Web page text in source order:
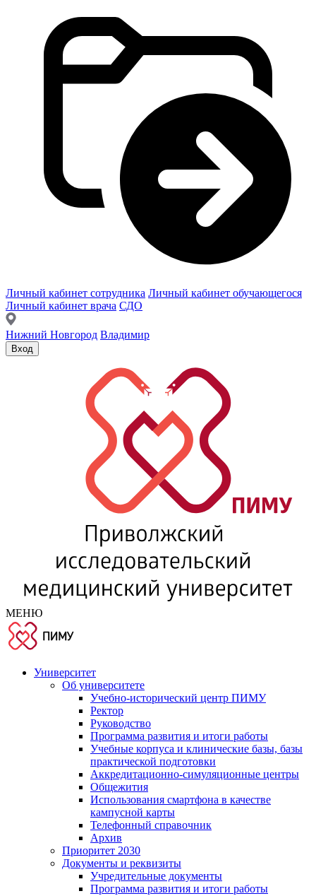
Личный кабинет сотрудника Личный кабинет обучающегося
Личный кабинет врача СДО
Нижний Новгород Владимир
Вход
МЕНЮ
Университет
Об университете
Учебно-исторический центр ПИМУ
Ректор
Руководство
Программа развития и итоги работы
Учебные корпуса и клинические базы, базы
практической подготовки
Аккредитационно-симуляционные центры
Общежития
Использования смартфона в качестве
кампусной карты
Телефонный справочник
Архив
Приоритет 2030
Документы и реквизиты
Учредительные документы
Программа развития и итоги работы